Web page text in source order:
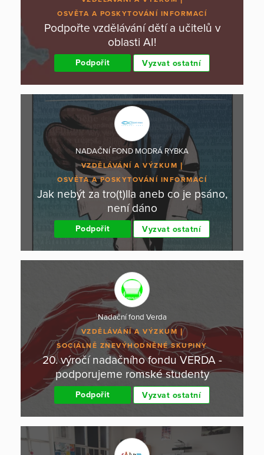
OSVĚTA A POSKYTOVÁNÍ INFORMACÍ
Podpořte vzdělávání dětí a učitelů v
oblasti AI!
Podpořit Vyzvat ostatní
NADAČNÍ FOND MODRÁ RYBKA
VZDĚLÁVÁNÍ A VÝZKUM
OSVĚTA A POSKYTOVÁNÍ INFORMACÍ
Jak nebýt za tro(t)lla aneb co je psáno,
není dáno
Podpořit Vyzvat ostatní
Nadační fond Verda
VZDĚLÁVÁNÍ A VÝZKUM
SOCIÁLNĚ ZNEVÝHODNĚNÉ SKUPINY
20. výročí nadačního fondu VERDA -
podporujeme romské studenty
Podpořit Vyzvat ostatní